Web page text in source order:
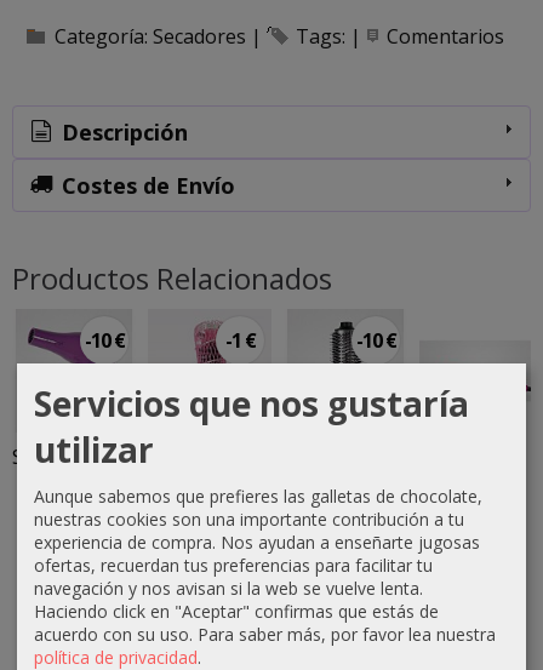
Categoría: Secadores | Tags: | Comentarios
Descripción
Costes de Envío
Productos Relacionados
-10 €
Secador de
Air
Purpura
29,80 €
39,80 €
-1 €
nylon
24mm 6ud
2,10 €
3,10 €
-10 €
en 1
35,90 €
45,90 €
Flight 230º
30,00 €
Servicios que nos gustaría
utilizar
Aunque sabemos que prefieres las galletas de chocolate,
nuestras cookies son una importante contribución a tu
experiencia de compra. Nos ayudan a enseñarte jugosas
ofertas, recuerdan tus preferencias para facilitar tu
navegación y nos avisan si la web se vuelve lenta.
Haciendo click en "Aceptar" confirmas que estás de
acuerdo con su uso. Para saber más, por favor lea nuestra
política de privacidad.